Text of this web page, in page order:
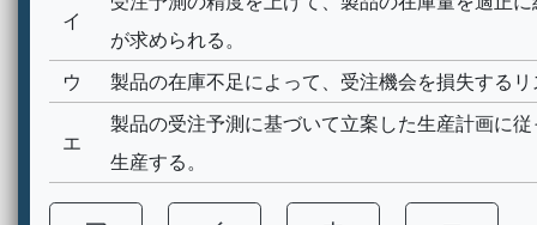
イ
が求められる。
ウ
製品の在庫不足によって、受注機会を損失する
エ
製品の受注予測に基づいて立案した生産計画に
生産する。